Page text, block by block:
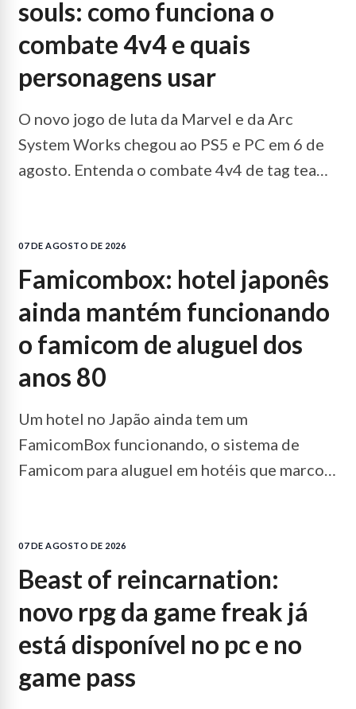
souls: como funciona o
combate 4v4 e quais
personagens usar
O novo jogo de luta da Marvel e da Arc
System Works chegou ao PS5 e PC em 6 de
agosto. Entenda o combate 4v4 de tag team,
07 DE AGOSTO DE 2026
famicombox: hotel japonês
ainda mantém funcionando
o famicom de aluguel dos
anos 80
Um hotel no Japão ainda tem um
FamicomBox funcionando, o sistema de
Famicom para aluguel em hotéis que marcou
07 DE AGOSTO DE 2026
beast of reincarnation:
novo rpg da game freak já
está disponível no pc e no
game pass